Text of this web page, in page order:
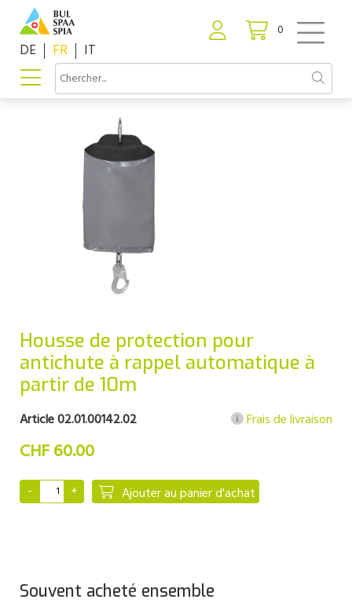
0
DE FR IT
Housse de protection pour
antichute à rappel automatique à
partir de 10m
Article 02.01.00142.02 Frais de livraison
CHF 60.00
Ajouter au panier d'achat
Souvent acheté ensemble